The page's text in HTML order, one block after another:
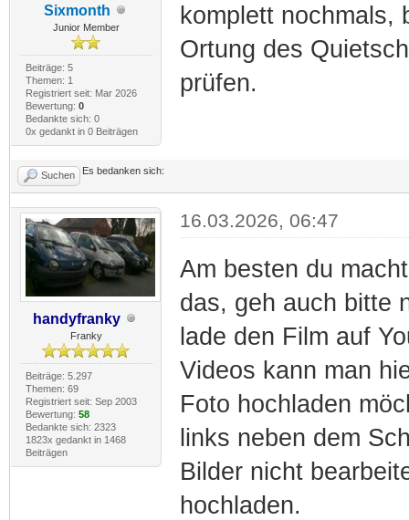
Sixmonth
Junior Member
Beiträge: 5
Themen: 1
Registriert seit: Mar 2026
Bewertung: 0
Bedankte sich: 0
0x gedankt in 0 Beiträgen
komplett nochmals,
Ortung des
prüfen.
Suchen Es bedanken sich:
handyfranky
Franky
Beiträge: 5.297
Themen: 69
Registriert seit: Sep 2003
Bewertung: 58
Bedankte sich: 2323
1823x gedankt in 1468
Beiträgen
16.03.2026, 06:47
Am besten du
das, geh auch bitte
lade den Film auf
Videos kann man
Foto hochladen
links neben dem
Bilder nicht
hochladen.